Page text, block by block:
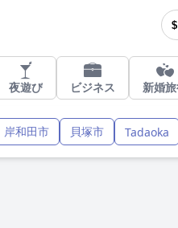
夜遊び ビジネス 新婚
岸和田市 貝塚市 Tadaoka